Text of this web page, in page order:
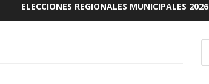
ELECCIONES REGIONALES MUNICIPALES 2026